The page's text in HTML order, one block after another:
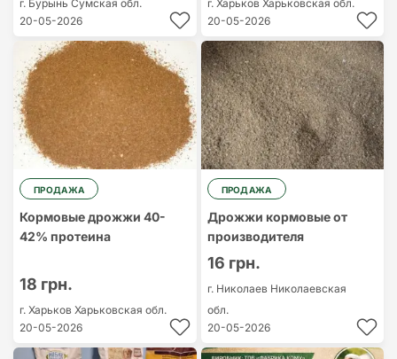
г. Бурынь Сумская обл.
20-05-2026
г. Харьков Харьковская обл.
20-05-2026
ПРОДАЖА
Кормовые дрожжи 40-
42% протеина
18 грн.
г. Харьков Харьковская обл.
20-05-2026
ПРОДАЖА
Дрожжи кормовые от
производителя
16 грн.
г. Николаев Николаевская
обл.
20-05-2026